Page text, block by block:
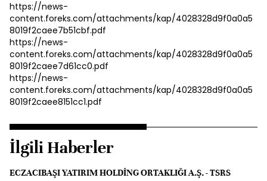
https://news-
content.foreks.com/attachments/kap/4028328d9f0a0a5
8019f2caee7b51cbf.pdf
https://news-
content.foreks.com/attachments/kap/4028328d9f0a0a5
8019f2caee7d61cc0.pdf
https://news-
content.foreks.com/attachments/kap/4028328d9f0a0a5
8019f2caee8151cc1.pdf
İlgili Haberler
ECZACIBAŞI YATIRIM HOLDİNG ORTAKLIĞI A.Ş. - TSRS